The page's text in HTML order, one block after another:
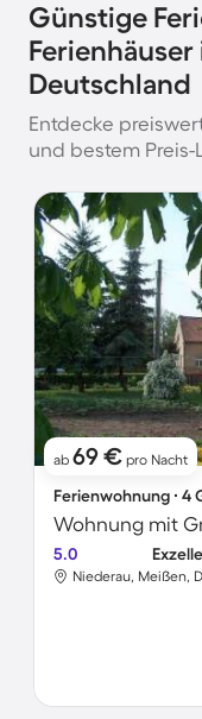
Günstige
Deutschland
Entdecke
und bestem Preis-
ab 69 € pro Nacht
Ferienwohnung ∙ 4
Wohnung mit
5.0
Niederau, Meißen,